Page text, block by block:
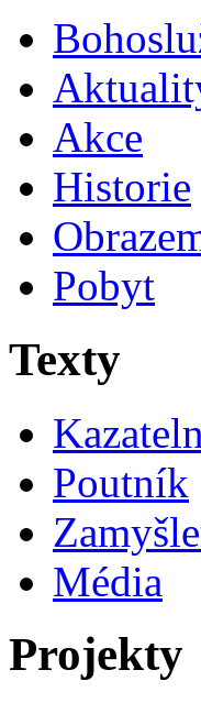
Akce
Historie
Pobyt
Texty
Poutník
Média
Projekty